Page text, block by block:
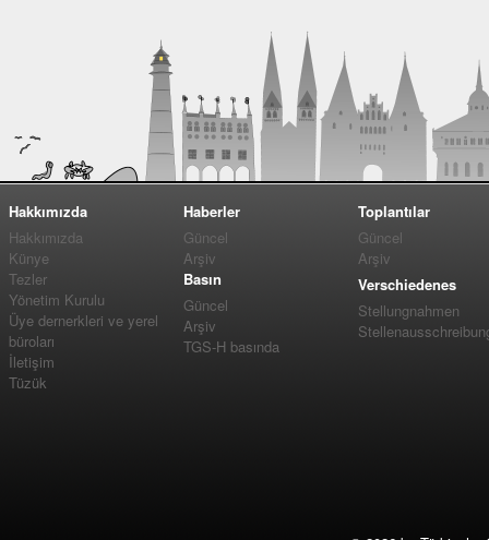
Hakkımızda
Hakkımızda
Künye
Tezler
Yönetim Kurulu
Üye dernerkleri ve yerel
büroları
İletişim
Tüzük
Haberler
Güncel
Arşiv
Basın
Güncel
Arşiv
TGS-H basında
Toplantılar
Güncel
Arşiv
Verschiedenes
Stellungnahmen